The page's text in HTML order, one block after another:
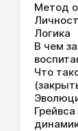
Метод
Логика
В чем
Что